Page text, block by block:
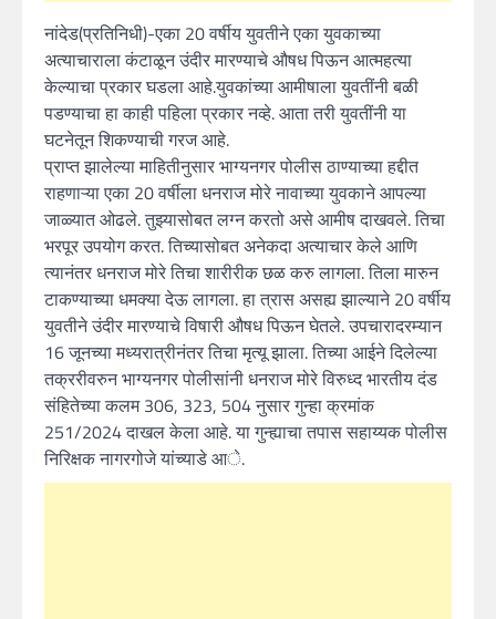
नांदेड(प्रतिनिधी)-एका 20 वर्षीय युवतीने एका युवकाच्या
अत्याचाराला कंटाळून उंदीर मारण्याचे औषध पिऊन आत्महत्या
केल्याचा प्रकार घडला आहे.युवकांच्या आमीषाला युवतींनी बळी
पडण्याचा हा काही पहिला प्रकार नव्हे. आता तरी युवतींनी या
घटनेतून शिकण्याची गरज आहे.
प्राप्त झालेल्या माहितीनुसार भाग्यनगर पोलीस ठाण्याच्या हद्दीत
राहणाऱ्या एका 20 वर्षीला धनराज मोरे नावाच्या युवकाने आपल्या
जाळ्यात ओढले. तुझ्यासोबत लग्न करतो असे आमीष दाखवले. तिचा
भरपूर उपयोग करत. तिच्यासोबत अनेकदा अत्याचार केले आणि
त्यानंतर धनराज मोरे तिचा शारीरीक छळ करु लागला. तिला मारुन
टाकण्याच्या धमक्या देऊ लागला. हा त्रास असह्य झाल्याने 20 वर्षीय
युवतीने उंदीर मारण्याचे विषारी औषध पिऊन घेतले. उपचारादरम्यान
16 जूनच्या मध्यरात्रीनंतर तिचा मृत्यू झाला. तिच्या आईने दिलेल्या
तक्ररीवरुन भाग्यनगर पोलीसांनी धनराज मोरे विरुध्द भारतीय दंड
संहितेच्या कलम 306, 323, 504 नुसार गुन्हा क्रमांक
251/2024 दाखल केला आहे. या गुन्ह्याचा तपास सहाय्यक पोलीस
निरिक्षक नागरगोजे यांच्याडे आे.